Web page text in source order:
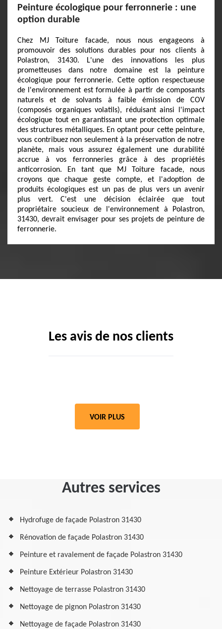
Peinture écologique pour ferronnerie : une
option durable
Chez MJ Toiture facade, nous nous engageons à
promouvoir des solutions durables pour nos clients à
Polastron, 31430. L'une des innovations les plus
prometteuses dans notre domaine est la peinture
écologique pour ferronnerie. Cette option respectueuse
de l'environnement est formulée à partir de composants
naturels et de solvants à faible émission de COV
(composés organiques volatils), réduisant ainsi l'impact
écologique tout en garantissant une protection optimale
des structures métalliques. En optant pour cette peinture,
vous contribuez non seulement à la préservation de notre
planète, mais vous assurez également une durabilité
accrue à vos ferronneries grâce à des propriétés
anticorrosion. En tant que MJ Toiture facade, nous
croyons que chaque geste compte, et l'adoption de
produits écologiques est un pas de plus vers un avenir
plus vert. C'est une décision éclairée que tout
propriétaire soucieux de l'environnement à Polastron,
31430, devrait envisager pour ses projets de peinture de
ferronnerie.
Les avis de nos clients
VOIR PLUS
Autres services
Hydrofuge de façade Polastron 31430
Rénovation de façade Polastron 31430
Peinture et ravalement de façade Polastron 31430
Peinture Extérieur Polastron 31430
Nettoyage de terrasse Polastron 31430
Nettoyage de pignon Polastron 31430
Nettoyage de façade Polastron 31430